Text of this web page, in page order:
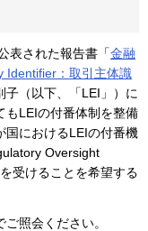
表された報告書「金融
Identifier：取引主体識
子（以下、「LEI」）に
もLEIの付番体制を整備
国におけるLEIの付番機
Oversight
受けることを希望する
照会ください。